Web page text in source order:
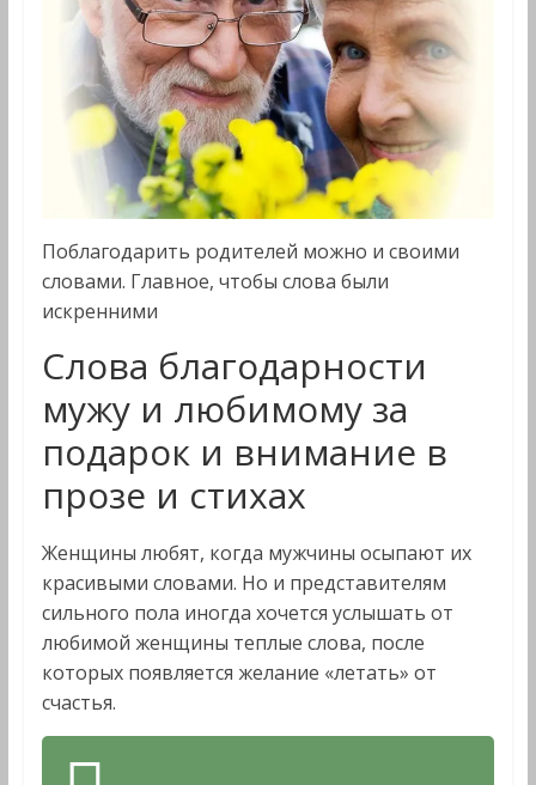
Поблагодарить родителей можно и своими
словами. Главное, чтобы слова были
искренними
Слова благодарности
мужу и любимому за
подарок и внимание в
прозе и стихах
Женщины любят, когда мужчины осыпают их
красивыми словами. Но и представителям
сильного пола иногда хочется услышать от
любимой женщины теплые слова, после
которых появляется желание «летать» от
счастья.